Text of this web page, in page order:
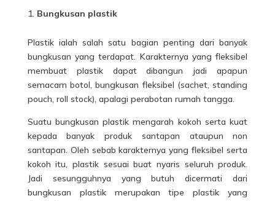
Bungkusan plastik
Plastik ialah salah satu bagian penting dari banyak
bungkusan yang terdapat. Karakternya yang fleksibel
membuat plastikdapat dibangun jadi apapun
semacam botol, bungkusan fleksibel (sachet, standing
pouch, roll stock), apalagi perabotan rumah tangga.
Suatu bungkusan plastik mengarah kokoh serta kuat
kepada banyak produk santapan ataupun non
santapan. Oleh sebab karakternya yang fleksibel serta
kokoh itu, plastik sesuai buat nyaris seluruh produk.
Jadi sesungguhnya yang butuh dicermati dari
bungkusan plastik merupakan tipe plastik yang